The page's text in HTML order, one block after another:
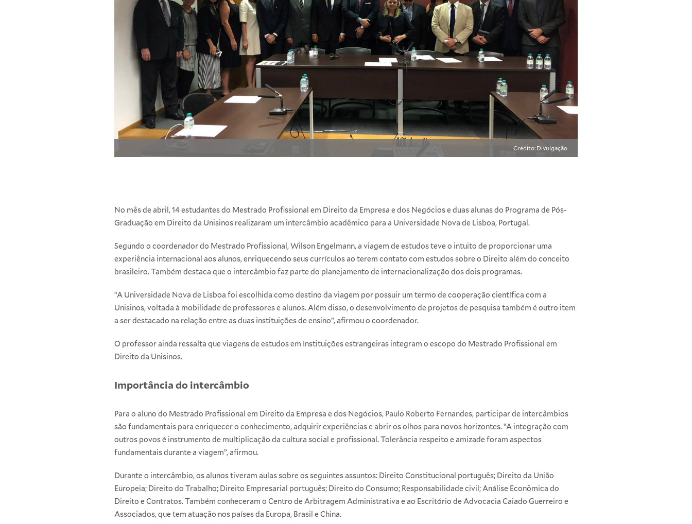
Crédito: Divulgação
No mês de abril, 14 estudantes do Mestrado Profissional em Direito da Empresa e dos Negócios e duas alunas do Programa de Pós-
Graduação em Direito da Unisinos realizaram um intercâmbio acadêmico para a Universidade Nova de Lisboa, Portugal.
Segundo o coordenador do Mestrado Profissional, Wilson Engelmann, a viagem de estudos teve o intuito de proporcionar uma
experiência internacional aos alunos, enriquecendo seus currículos ao terem contato com estudos sobre o Direito além do conceito
brasileiro. Também destaca que o intercâmbio faz parte do planejamento de internacionalização dos dois programas.
“A Universidade Nova de Lisboa foi escolhida como destino da viagem por possuir um termo de cooperação científica com a
Unisinos, voltada à mobilidade de professores e alunos. Além disso, o desenvolvimento de projetos de pesquisa também é outro item
a ser destacado na relação entre as duas instituições de ensino”, afirmou o coordenador.
O professor ainda ressalta que viagens de estudos em Instituições estrangeiras integram o escopo do Mestrado Profissional em
Direito da Unisinos.
Importância do intercâmbio
Para o aluno do Mestrado Profissional em Direito da Empresa e dos Negócios, Paulo Roberto Fernandes, participar de intercâmbios
são fundamentais para enriquecer o conhecimento, adquirir experiências e abrir os olhos para novos horizontes. “A integração com
outros povos é instrumento de multiplicação da cultura social e profissional. Tolerância respeito e amizade foram aspectos
fundamentais durante a viagem”, afirmou.
Durante o intercâmbio, os alunos tiveram aulas sobre os seguintes assuntos: Direito Constitucional português; Direito da União
Europeia; Direito do Trabalho; Direito Empresarial português; Direito do Consumo; Responsabilidade civil; Análise Econômica do
Direito e Contratos. Também conheceram o Centro de Arbitragem Administrativa e ao Escritório de Advocacia Caiado Guerreiro e
Associados, que tem atuação nos países da Europa, Brasil e China.